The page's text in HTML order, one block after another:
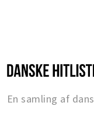
En samling af